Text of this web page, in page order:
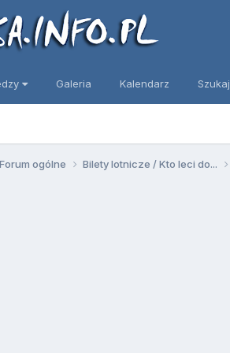
Galeria Kalendarz Szukaj
ogólne Bilety lotnicze / Kto leci do...